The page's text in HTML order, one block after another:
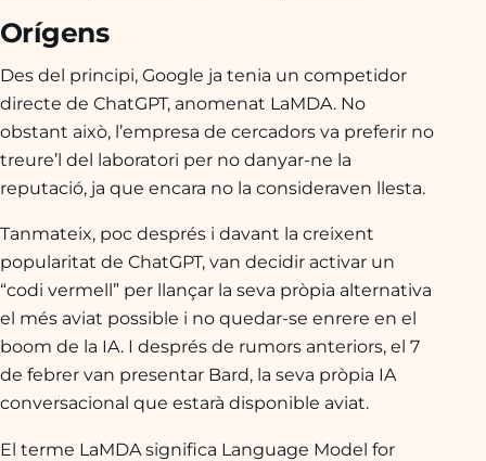
Orígens
Des del principi, Google ja tenia un competidor
directe de ChatGPT, anomenat LaMDA. No
obstant això, l’empresa de cercadors va preferir no
treure’l del laboratori per no danyar-ne la
reputació, ja que encara no la consideraven llesta.
Tanmateix, poc després i davant la creixent
popularitat de ChatGPT, van decidir activar un
“codi vermell” per llançar la seva pròpia alternativa
el més aviat possible i no quedar-se enrere en el
boom de la IA. I després de rumors anteriors, el 7
de febrer van presentar Bard, la seva pròpia IA
conversacional que estarà disponible aviat.
El terme LaMDA significa Language Model for